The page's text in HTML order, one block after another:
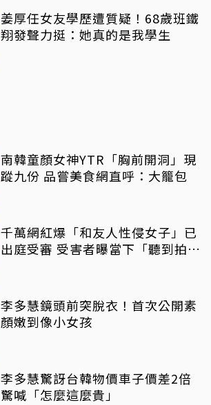
姜厚任女友學歷遭質疑！68歲班鐵
翔發聲力挺：她真的是我學生
南韓童顏女神YTR「胸前開洞」現
蹤九份 品嘗美食網直呼：大籠包
千萬網紅爆「和友人性侵女子」已
出庭受審 受害者曝當下「聽到拍片
李多慧鏡頭前突脫衣！首次公開素
顏嫩到像小女孩
李多慧驚訝台韓物價車子價差2倍
驚喊「怎麼這麼貴」